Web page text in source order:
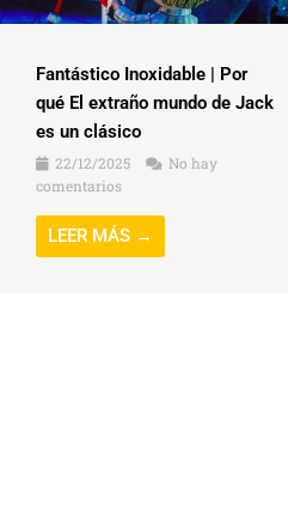
Fantástico Inoxidable | Por
qué El extraño mundo de Jack
es un clásico
22/12/2025
No hay
comentarios
LEER MÁS →